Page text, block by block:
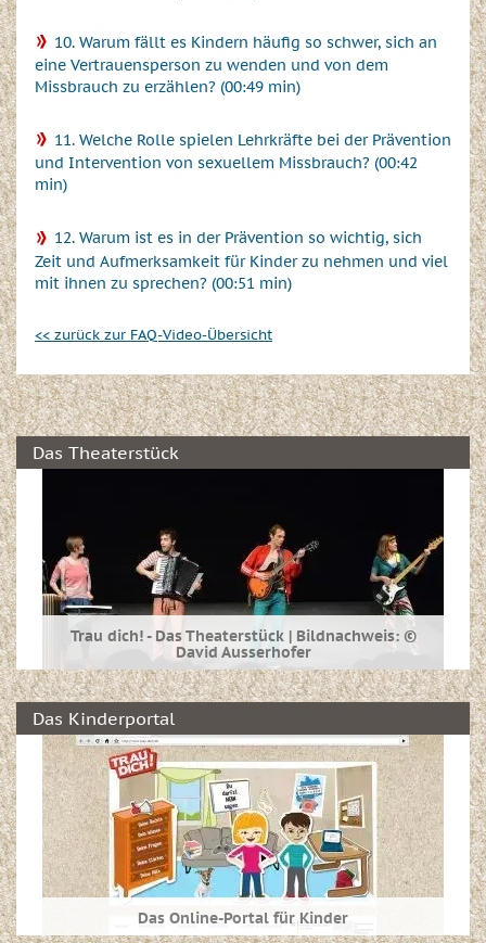
10. Warum fällt es Kindern häufig so schwer, sich an
eine Vertrauensperson zu wenden und von dem
Missbrauch zu erzählen? (00:49 min)
11. Welche Rolle spielen Lehrkräfte bei der Prävention
und Intervention von sexuellem Missbrauch? (00:42
min)
12. Warum ist es in der Prävention so wichtig, sich
Zeit und Aufmerksamkeit für Kinder zu nehmen und viel
mit ihnen zu sprechen? (00:51 min)
<< zurück zur FAQ-Video-Übersicht
Das Theaterstück
Trau dich! - Das Theaterstück | Bildnachweis: ©
David Ausserhofer
Informieren Sie sich hier über das interaktive
Theaterstück "Trau dich!" und erfahren Sie mehr
über die Hintergründe, Ideen, Umsetzung und
Termine.
Das Kinderportal
Das Online-Portal für Kinder